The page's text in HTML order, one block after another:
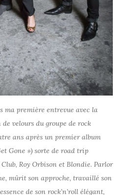
ma première entrevue avec la
velours du groupe de rock
ans après un premier album
Gone ») sorte de road trip
Roy Orbison et Blondie. Parlor
mûrit son approche, travaillé son
de son rock’n’roll élégant,